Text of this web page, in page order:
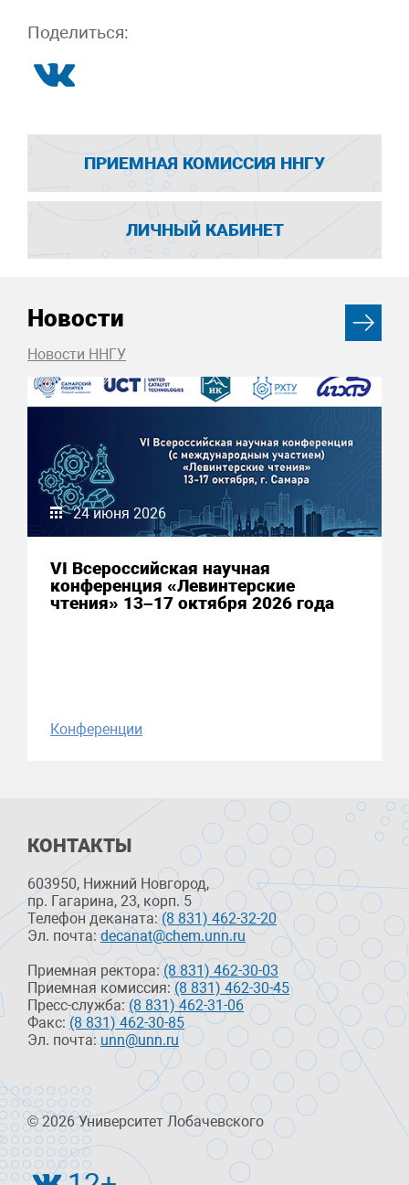
Поделиться:
ПРИЕМНАЯ КОМИССИЯ ННГУ
ЛИЧНЫЙ КАБИНЕТ
Новости
Новости ННГУ
24 июня 2026
VI Всероссийская научная
конференция «Левинтерские
чтения» 13–17 октября 2026 года
Конференции
КОНТАКТЫ
603950, Нижний Новгород,
пр. Гагарина, 23, корп. 5
Телефон деканата:(8 831) 462-32-20
Эл. почта:decanat@chem.unn.ru
Приемная ректора:(8 831) 462-30-03
Приемная комиссия: (8 831) 462-30-45
Пресс-служба:(8 831) 462-31-06
Факс: (8 831) 462-30-85
Эл. почта:unn@unn.ru
© 2026 Университет Лобачевского